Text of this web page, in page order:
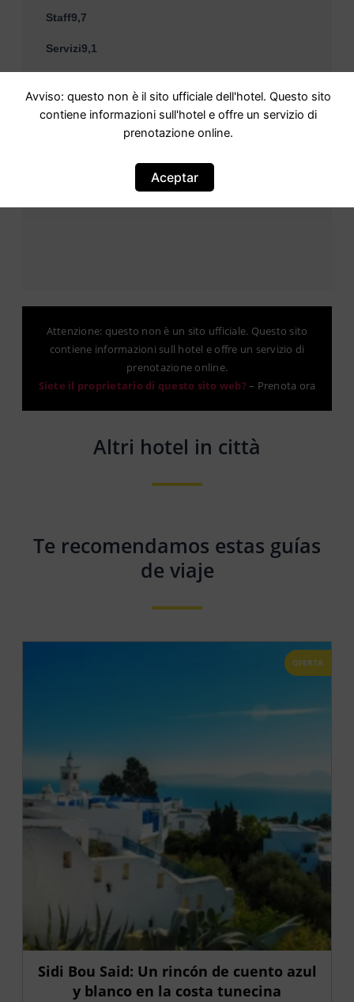
Staff9,7
Servizi9,1
Comfort9,5
Rapporto qualità-prezzo9,4
Attenzione: questo non è un sito ufficiale. Questo sito
contiene informazioni sull hotel e offre un servizio di
prenotazione online.
Siete il proprietario di questo sito web?– Prenota ora
Altri hotel in città
Te recomendamos estas guías
de viaje
OFERTA
Sidi Bou Said: Un rincón de cuento azul
y blanco en la costa tunecina
Avviso: questo non è il sito ufficiale dell'hotel. Questo sito
contiene informazioni sull'hotel e offre un servizio di
prenotazione online.
Aceptar